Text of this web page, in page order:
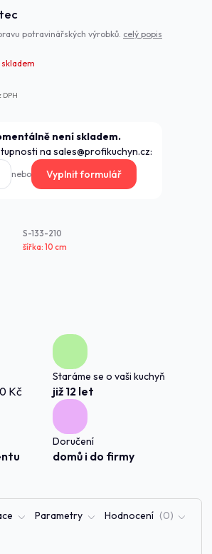
potravinářských výrobků. celý popis
DPH
není skladem.
na sales@profikuchyn.cz:
nebo Vyplnit formulář
S-133-210
šířka: 10 cm
Kč
Staráme se o vaši kuchyň
již 12 let
Doručení
domů i do firmy
Parametry Hodnocení 0